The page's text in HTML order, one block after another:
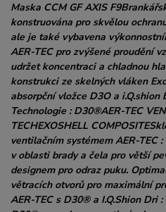
Maska CCM GF AXIS
konstruována pro skvělou
ale je také vybavena
AER-TEC pro zvýšené proudění
udržet koncentraci a chladnou
konstrukci ze skelných vláken
absorpční vložce D3O a
Technologie : D30®AER-TEC
TECHEXOSHELL
ventilačním systémem AER-TEC
v oblasti brady a čela pro větší
designem pro odraz puku.
větracích otvorů pro maximální
AER-TEC s D30® a I.Q.Shion Dri